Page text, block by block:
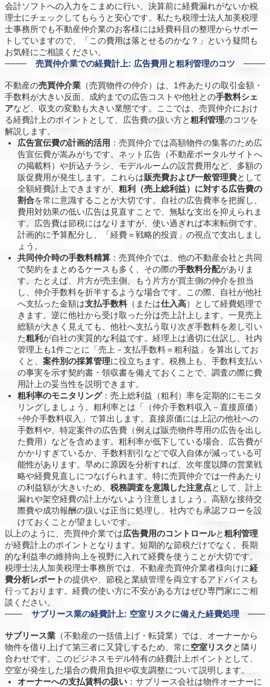
会計ソフトへの入力をこまめに行い、決算前に経費漏れがないか税
理士にチェックしてもらうと安心です。私たち税理士法人加美税理
士事務所でも不動産仲介業のお客様には経費科目の整理からサポー
トしていますので、「この費用は落とせるのかな？」という疑問も
お気軽にご相談ください。
売買仲介業での経費計上: 広告費用と粗利管理のコツ
不動産の売買仲介業 （売買物件の仲介）は、1件あたりの取引金額・
手数料が大きい反面、成約までの広告コストや他社との手数料シェ
アなど、収支の変動も大きい業態です。ここでは、売買仲介におけ
る経費計上のポイントとして、広告費の扱い方と粗利管理のコツを
解説します。
広告宣伝費の計画的活用 ：売買仲介では高額物件の集客のため広
告宣伝費が嵩みがちです。ネット広告（不動産ポータルサイトへ
の掲載料）や折込チラシ、モデルルームの設営費用など、多額の
販促費用が発生します。これらは販売費および一般管理費として
全額経費計上できますが、粗利（売上総利益）に対する広告費の
割合を常に意識することが大切です。自社の広告費率を把握し、
費用対効果の低い広告は見直すことで、無駄な支出を抑えられま
す。広告費は節税にはなりますが、使い過ぎれば本末転倒です。
計画的に予算配分し、「経費＝戦略的投資」の視点で支出しまし
ょう。
共同仲介時の手数料精算 ：売買仲介では、他の不動産会社と共同
で契約をまとめるケースも多く、その際の手数料分配がありま
す。たとえば、片方が売主側、もう片方が買主側の仲介を担当
し、仲介手数料を折半するような場合です。この際、自社が他社
へ支払った金額は支払手数料 （または仕入高）として経費処理で
きます。逆に他社から受け取った分は売上計上します。一見売上
総額が大きく見えても、他社へ支払う取り次ぎ手数料を差し引い
た粗利が自社の実質的な利益です。経理上は適切に仕訳し、社内
管理上も1件ごとに「売上－支払手数料＝粗利益」を算出してお
くと、案件別の採算管理に役立ちます。税務上も、手数料支払い
の事実を示す契約書・領収書を備えておくことで、調査の際に費
用計上の妥当性を説明できます。
粗利率のモニタリング：売上総利益（粗利）率を定期的にモニタ
リングしましょう。粗利率とは「（仲介手数料収入－直接原価）
÷仲介手数料収入」で算出します。直接原価には上記の他社への
手数料や、特定案件の広告費（例えば販売物件専用の広告を出し
た費用）などを含めます。粗利率が低下している場合、広告費が
かかりすぎているか、手数料割引などで収入自体が減っている可
能性があります。早めに原因を分析すれば、次年度以降の営業戦
略や経費見直しにつなげられます。特に売買仲介では一件あたり
の利益額が大きいため、税務調査を意識した注意点として、計上
漏れや架空経費の計上がないよう注意しましょう。高額な接待交
際費や成功報酬の扱いは正当に処理し、社内でも承認フローを設
けておくことが望ましいです。
以上のように、売買仲介業では広告費用のコントロールと粗利管理
が経費計上のポイントとなります。短期的な節税だけでなく、長期
的な利益率の維持向上を視野に入れて経費を使うことが大切です。
税理士法人加美税理士事務所では、不動産売買仲介業者様向けに経
費分析レポートの提供や、節税と業績管理を両立するアドバイスも
行っております。経費の使い方に不安がある方はぜひ専門家にご相
談ください。
サブリース業の経費計上: 空室リスクに備えた経費処理
サブリース業 （不動産の一括借上げ・転貸業）では、オーナーから
物件を借り上げて第三者に又貸しするため、常に空室リスク と隣り
合わせです。このビジネスモデル特有の経費計上ポイントとして、
空室が発生した場合の費用負担や収支調整について説明します。
オーナーへの支払賃料の扱い ：サブリース会社は物件オーナーに